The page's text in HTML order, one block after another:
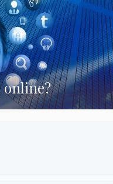
online?